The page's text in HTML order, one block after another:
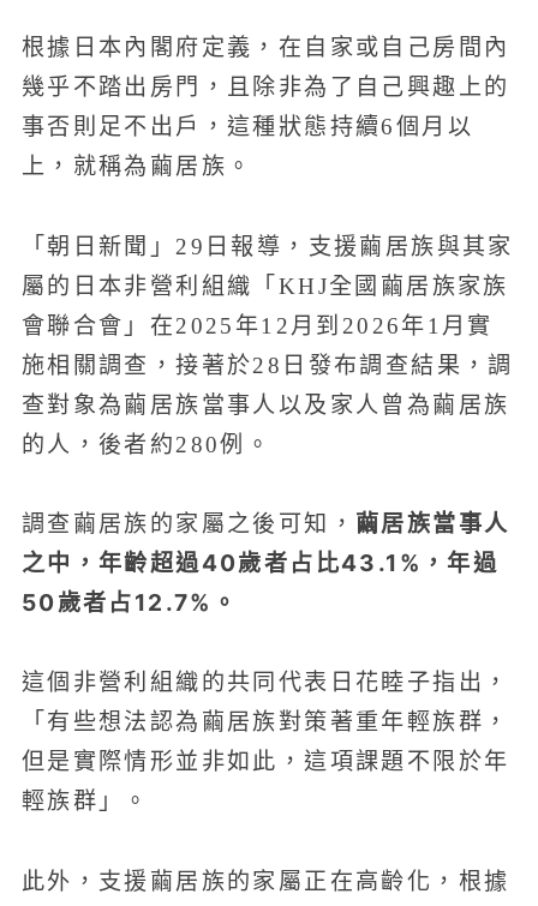
根據日本內閣府定義，在自家或自己房間內
幾乎不踏出房門，且除非為了自己興趣上的
事否則足不出戶，這種狀態持續6個月以
上，就稱為繭居族。
「朝日新聞」29日報導，支援繭居族與其家
屬的日本非營利組織「KHJ全國繭居族家族
會聯合會」在2025年12月到2026年1月實
施相關調查，接著於28日發布調查結果，調
查對象為繭居族當事人以及家人曾為繭居族
的人，後者約280例。
調查繭居族的家屬之後可知， 繭居族當事人
之中，年齡超過40歲者占比43.1%，年過
50歲者占12.7%。
這個非營利組織的共同代表日花睦子指出，
「有些想法認為繭居族對策著重年輕族群，
但是實際情形並非如此，這項課題不限於年
輕族群」。
此外，支援繭居族的家屬正在高齡化，根據